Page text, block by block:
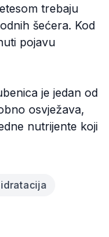
trebaju
šećera. Kod
pojavu
je jedan od
osvježava,
nutrijente koji